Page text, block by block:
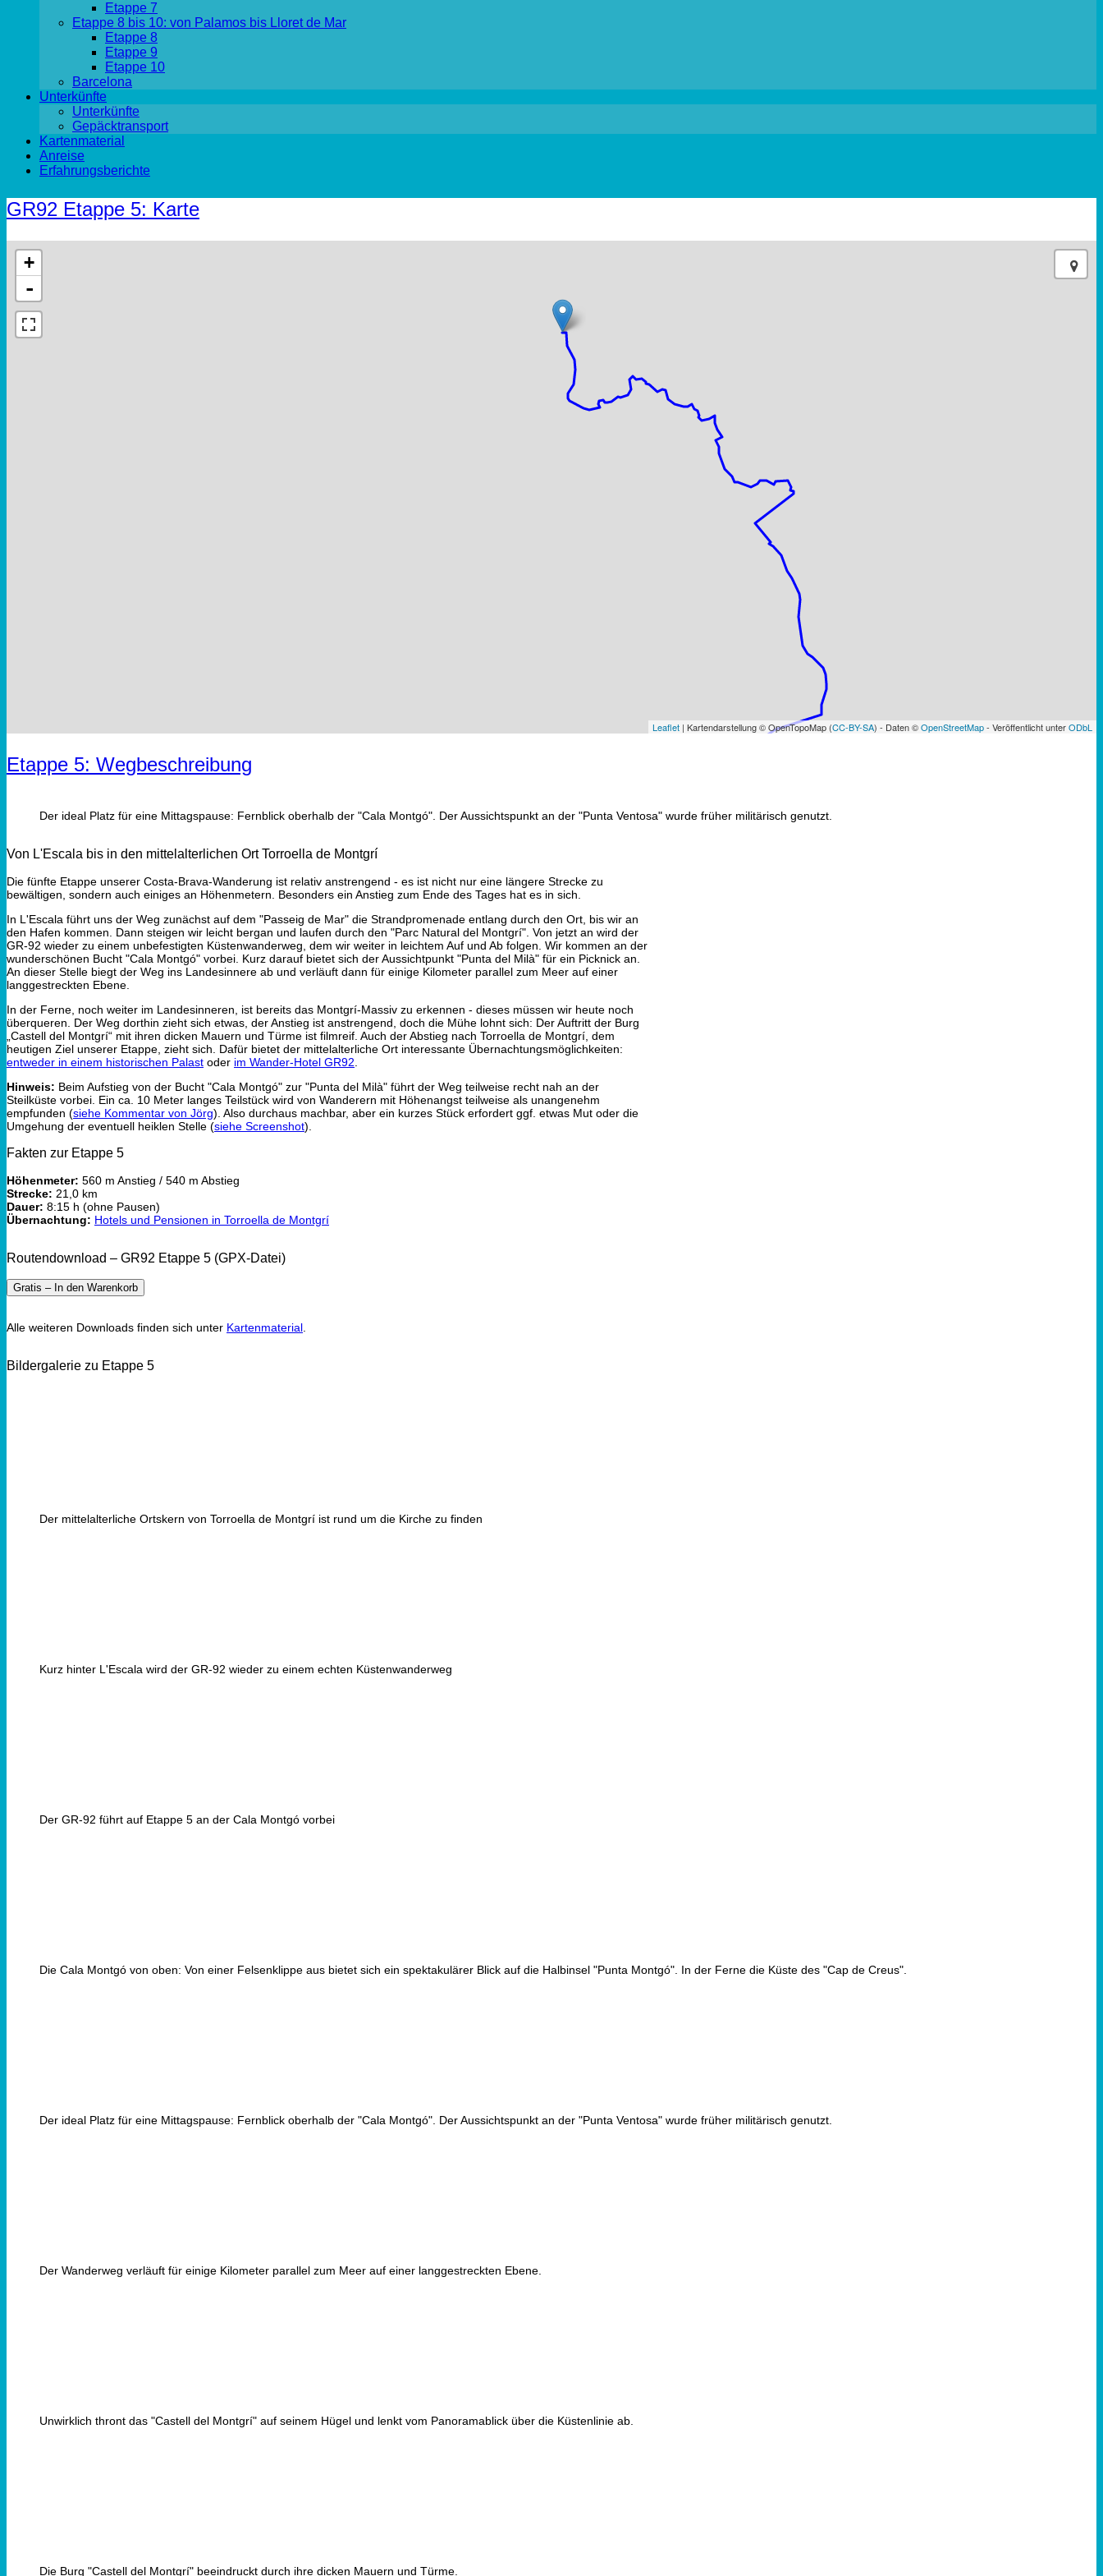
Etappe 7
Etappe 8 bis 10: von Palamos bis Lloret de Mar
Etappe 8
Etappe 9
Etappe 10
Barcelona
Unterkünfte
Unterkünfte
Gepäcktransport
Kartenmaterial
Anreise
Erfahrungsberichte
GR92 Etappe 5: Karte
Torroella de Montgrí
+
-
Leaflet | Kartendarstellung © OpenTopoMap (CC-BY-SA) - Daten ©OpenStreetMap- Veröffentlicht unterODbL
Etappe 5: Wegbeschreibung
Der ideal Platz für eine Mittagspause: Fernblick oberhalb der "Cala Montgó". Der Aussichtspunkt an der "Punta Ventosa" wurde früher militärisch genutzt.
Von L'Escala bis in den mittelalterlichen Ort Torroella de Montgrí
Die fünfte Etappe unserer Costa-Brava-Wanderung ist relativ anstrengend - es ist nicht nur eine längere Strecke zu
bewältigen, sondern auch einiges an Höhenmetern. Besonders ein Anstieg zum Ende des Tages hat es in sich.
In L'Escala führt uns der Weg zunächst auf dem "Passeig de Mar" die Strandpromenade entlang durch den Ort, bis wir an
den Hafen kommen. Dann steigen wir leicht bergan und laufen durch den "Parc Natural del Montgrí". Von jetzt an wird der
GR-92 wieder zu einem unbefestigten Küstenwanderweg, dem wir weiter in leichtem Auf und Ab folgen. Wir kommen an der
wunderschönen Bucht "Cala Montgó" vorbei. Kurz darauf bietet sich der Aussichtpunkt "Punta del Milà" für ein Picknick an.
An dieser Stelle biegt der Weg ins Landesinnere ab und verläuft dann für einige Kilometer parallel zum Meer auf einer
langgestreckten Ebene.
In der Ferne, noch weiter im Landesinneren, ist bereits das Montgrí-Massiv zu erkennen - dieses müssen wir heute noch
überqueren. Der Weg dorthin zieht sich etwas, der Anstieg ist anstrengend, doch die Mühe lohnt sich: Der Auftritt der Burg
„Castell del Montgrí“ mit ihren dicken Mauern und Türme ist filmreif. Auch der Abstieg nach Torroella de Montgrí, dem
heutigen Ziel unserer Etappe, zieht sich. Dafür bietet der mittelalterliche Ort interessante Übernachtungsmöglichkeiten:
entweder in einem historischen Palast oder im Wander-Hotel GR92.
Hinweis: Beim Aufstieg von der Bucht "Cala Montgó" zur "Punta del Milà" führt der Weg teilweise recht nah an der
Steilküste vorbei. Ein ca. 10 Meter langes Teilstück wird von Wanderern mit Höhenangst teilweise als unangenehm
empfunden (siehe Kommentar von Jörg). Also durchaus machbar, aber ein kurzes Stück erfordert ggf. etwas Mut oder die
Umgehung der eventuell heiklen Stelle (siehe Screenshot).
Fakten zur Etappe 5
Höhenmeter: 560 m Anstieg / 540 m Abstieg
Strecke: 21,0 km
Dauer: 8:15 h (ohne Pausen)
Übernachtung: Hotels und Pensionen in Torroella de Montgrí
Routendownload – GR92 Etappe 5 (GPX-Datei)
Gratis – In den Warenkorb
Alle weiteren Downloads finden sich unter Kartenmaterial.
Bildergalerie zu Etappe 5
Der mittelalterliche Ortskern von Torroella de Montgrí ist rund um die Kirche zu finden
Kurz hinter L'Escala wird der GR-92 wieder zu einem echten Küstenwanderweg
Der GR-92 führt auf Etappe 5 an der Cala Montgó vorbei
Die Cala Montgó von oben: Von einer Felsenklippe aus bietet sich ein spektakulärer Blick auf die Halbinsel "Punta Montgó". In der Ferne die Küste des "Cap de Creus".
Der ideal Platz für eine Mittagspause: Fernblick oberhalb der "Cala Montgó". Der Aussichtspunkt an der "Punta Ventosa" wurde früher militärisch genutzt.
Der Wanderweg verläuft für einige Kilometer parallel zum Meer auf einer langgestreckten Ebene.
Unwirklich thront das "Castell del Montgrí" auf seinem Hügel und lenkt vom Panoramablick über die Küstenlinie ab.
Die Burg "Castell del Montgrí" beeindruckt durch ihre dicken Mauern und Türme.